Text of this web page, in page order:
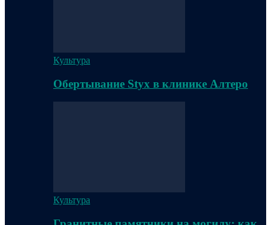
Культура
Обертывание Styx в клинике Алтеро
Культура